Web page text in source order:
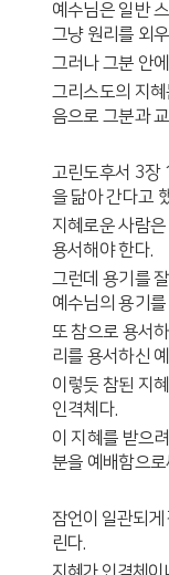
예수님은 일반
그냥 원리를 외
그러나 그분 안
그리스도의 지
음으로 그분과
고린도후서 3장
을 닮아 간다고
지혜로운 사람
용서해야 한다.
그런데 용기를
예수님의 용기
또 참으로 용서
리를 용서하신
이렇듯 참된 지
인격체다.
이 지혜를 받으
분을 예배함으
잠언이 일관되게
린다.